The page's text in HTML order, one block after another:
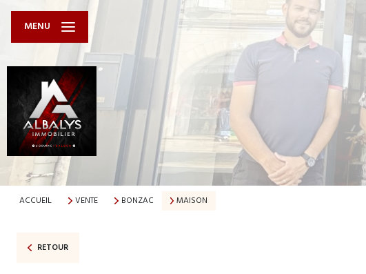
MENU
ACCUEIL VENTE BONZAC MAISON
RETOUR